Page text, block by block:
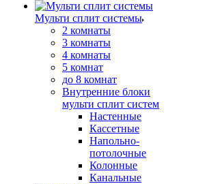
Мульти сплит системы
2 комнаты
3 комнаты
4 комнаты
5 комнат
до 8 комнат
Внутренние блоки
мульти сплит систем
Настенные
Кассетные
Напольно-
потолочные
Колонные
Канальные